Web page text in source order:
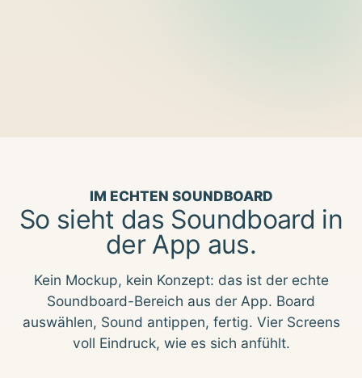
IM ECHTEN SOUNDBOARD
So sieht das Soundboard in
der App aus.
Kein Mockup, kein Konzept: das ist der echte
Soundboard-Bereich aus der App. Board
auswählen, Sound antippen, fertig. Vier Screens
voll Eindruck, wie es sich anfühlt.